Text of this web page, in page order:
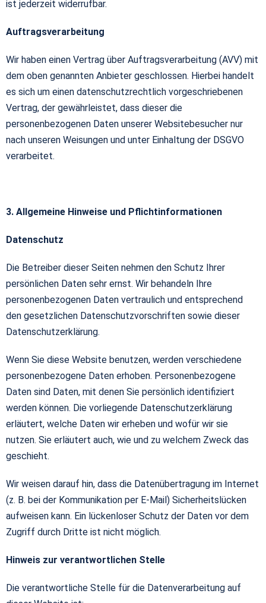
ist jederzeit widerrufbar.
Auftragsverarbeitung
Wir haben einen Vertrag über Auftragsverarbeitung (AVV) mit
dem oben genannten Anbieter geschlossen. Hierbei handelt
es sich um einen datenschutzrechtlich vorgeschriebenen
Vertrag, der gewährleistet, dass dieser die
personenbezogenen Daten unserer Websitebesucher nur
nach unseren Weisungen und unter Einhaltung der DSGVO
verarbeitet.
3. Allgemeine Hinweise und Pflichtinformationen
Datenschutz
Die Betreiber dieser Seiten nehmen den Schutz Ihrer
persönlichen Daten sehr ernst. Wir behandeln Ihre
personenbezogenen Daten vertraulich und entsprechend
den gesetzlichen Datenschutzvorschriften sowie dieser
Datenschutzerklärung.
Wenn Sie diese Website benutzen, werden verschiedene
personenbezogene Daten erhoben. Personenbezogene
Daten sind Daten, mit denen Sie persönlich identifiziert
werden können. Die vorliegende Datenschutzerklärung
erläutert, welche Daten wir erheben und wofür wir sie
nutzen. Sie erläutert auch, wie und zu welchem Zweck das
geschieht.
Wir weisen darauf hin, dass die Datenübertragung im Internet
(z. B. bei der Kommunikation per E-Mail) Sicherheitslücken
aufweisen kann. Ein lückenloser Schutz der Daten vor dem
Zugriff durch Dritte ist nicht möglich.
Hinweis zur verantwortlichen Stelle
Die verantwortliche Stelle für die Datenverarbeitung auf